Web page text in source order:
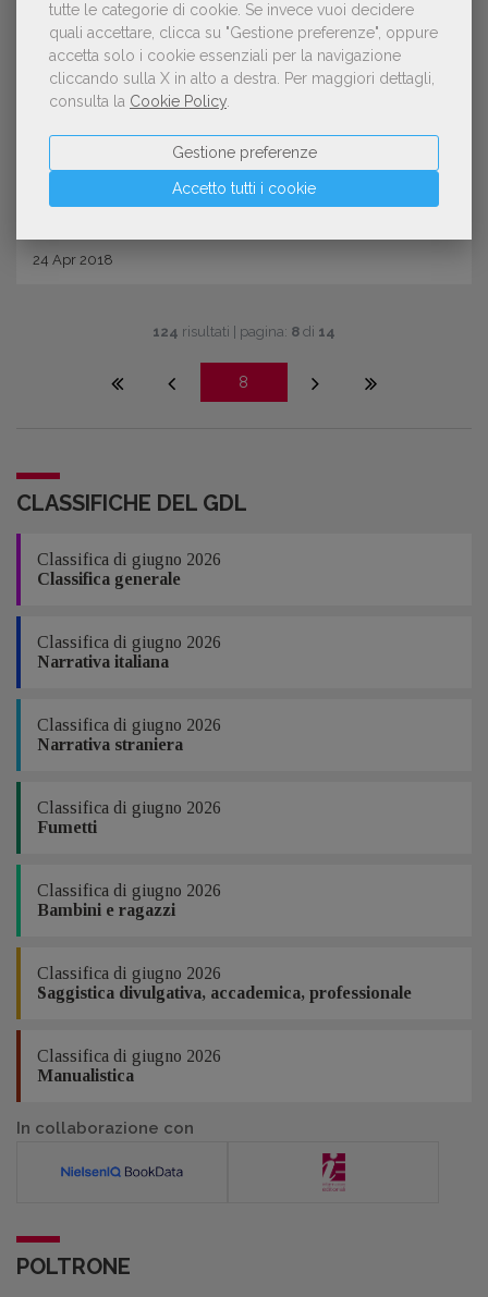
tutte le categorie di cookie. Se invece vuoi decidere
quali accettare, clicca su "Gestione preferenze", oppure
accetta solo i cookie essenziali per la navigazione
cliccando sulla X in alto a destra.
Per maggiori dettagli,
consulta la Cookie Policy
Accetto tutti i cookie
Gestione preferenze
FIERE E SALONI
Festival e fiere: i luoghi del fantasy
24 Apr 2018
124 risultati | pagina: 8 di 14
8
CLASSIFICHE DEL GDL
Classifica di giugno 2026
Classifica generale
Classifica di giugno 2026
Narrativa italiana
Classifica di giugno 2026
Narrativa straniera
Classifica di giugno 2026
Fumetti
Classifica di giugno 2026
Bambini e ragazzi
Classifica di giugno 2026
Saggistica divulgativa, accademica, professionale
Classifica di giugno 2026
Manualistica
In collaborazione con
POLTRONE